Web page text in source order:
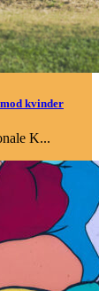
kvinder
K...